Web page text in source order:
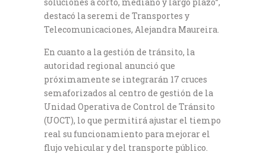
destacó la seremi de Transportes y
Telecomunicaciones, Alejandra Maureira.
En cuanto a la gestión de tránsito, la
autoridad regional anunció que
próximamente se integrarán 17 cruces
semaforizados al centro de gestión de la
Unidad Operativa de Control de Tránsito
(UOCT), lo que permitirá ajustar el tiempo
real su funcionamiento para mejorar el
flujo vehicular y del transporte público.